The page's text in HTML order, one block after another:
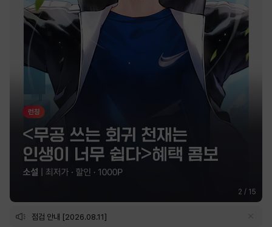
2 / 15
점검 안내 [2026.08.11]